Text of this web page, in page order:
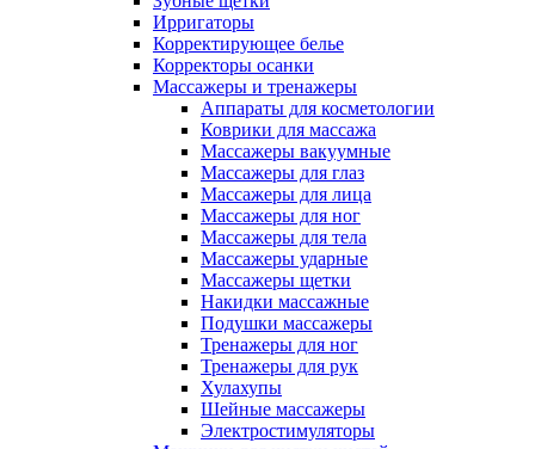
Ирригаторы
Корректирующее белье
Корректоры осанки
Массажеры и тренажеры
Аппараты для косметологии
Коврики для массажа
Массажеры вакуумные
Массажеры для глаз
Массажеры для лица
Массажеры для ног
Массажеры для тела
Массажеры ударные
Массажеры щетки
Накидки массажные
Подушки массажеры
Тренажеры для ног
Тренажеры для рук
Хулахупы
Шейные массажеры
Электростимуляторы